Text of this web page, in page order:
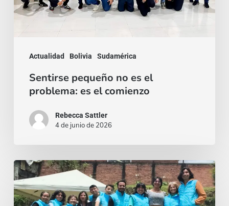
Actualidad Bolivia Sudamérica
problema:
Sentirse pequeño no es el
problema: es el comienzo
Rebecca Sattler
4 de junio de 2026
Quien
se
da,